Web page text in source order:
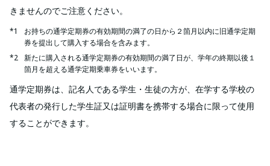
きませんのでご注意ください。
お持ちの通学定期券の有効期間の満了の日から２箇月以内に旧通学定期
券を提出して購入する場合を含みます。
新たに購入される通学定期券の有効期間の満了日が、学年の終期以後１
箇月を超える通学定期乗車券をいいます。
通学定期券は、記名人である学生・生徒の方が、在学する学校の
代表者の発行した学生証又は証明書を携帯する場合に限って使用
することができます。